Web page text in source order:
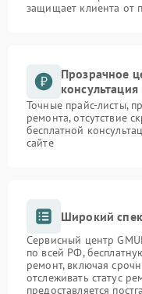
защищает клиента от
Прозрачное
консультация
Точные прайс-листы,
ремонта, отсутствие
бесплатной
сайте
Широкий
Сервисный центр
по всей РФ,
ремонт, включая
отслеживать статус
предоставляется